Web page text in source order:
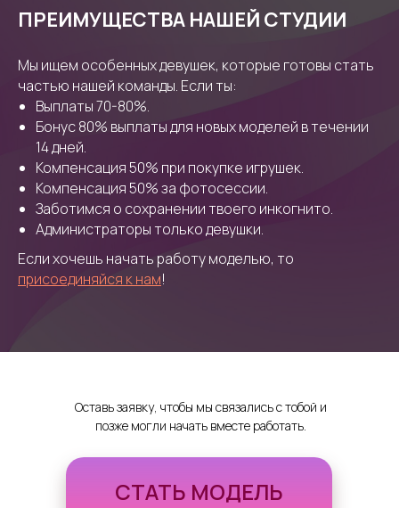
ПРЕИМУЩЕСТВА НАШЕЙ СТУДИИ
Мы ищем особенных девушек, которые готовы стать
частью нашей команды. Если ты:
Выплаты 70-80%.
Бонус 80% выплаты для новых моделей в течении
14 дней.
Компенсация 50% при покупке игрушек.
Компенсация 50% за фотосессии.
Заботимся о сохранении твоего инкогнито.
Администраторы только девушки.
Если хочешь начать работу моделью, то
присоединяйся к нам!
Оставь заявку, чтобы мы связались с тобой и
позже могли начать вместе работать.
СТАТЬ МОДЕЛЬ